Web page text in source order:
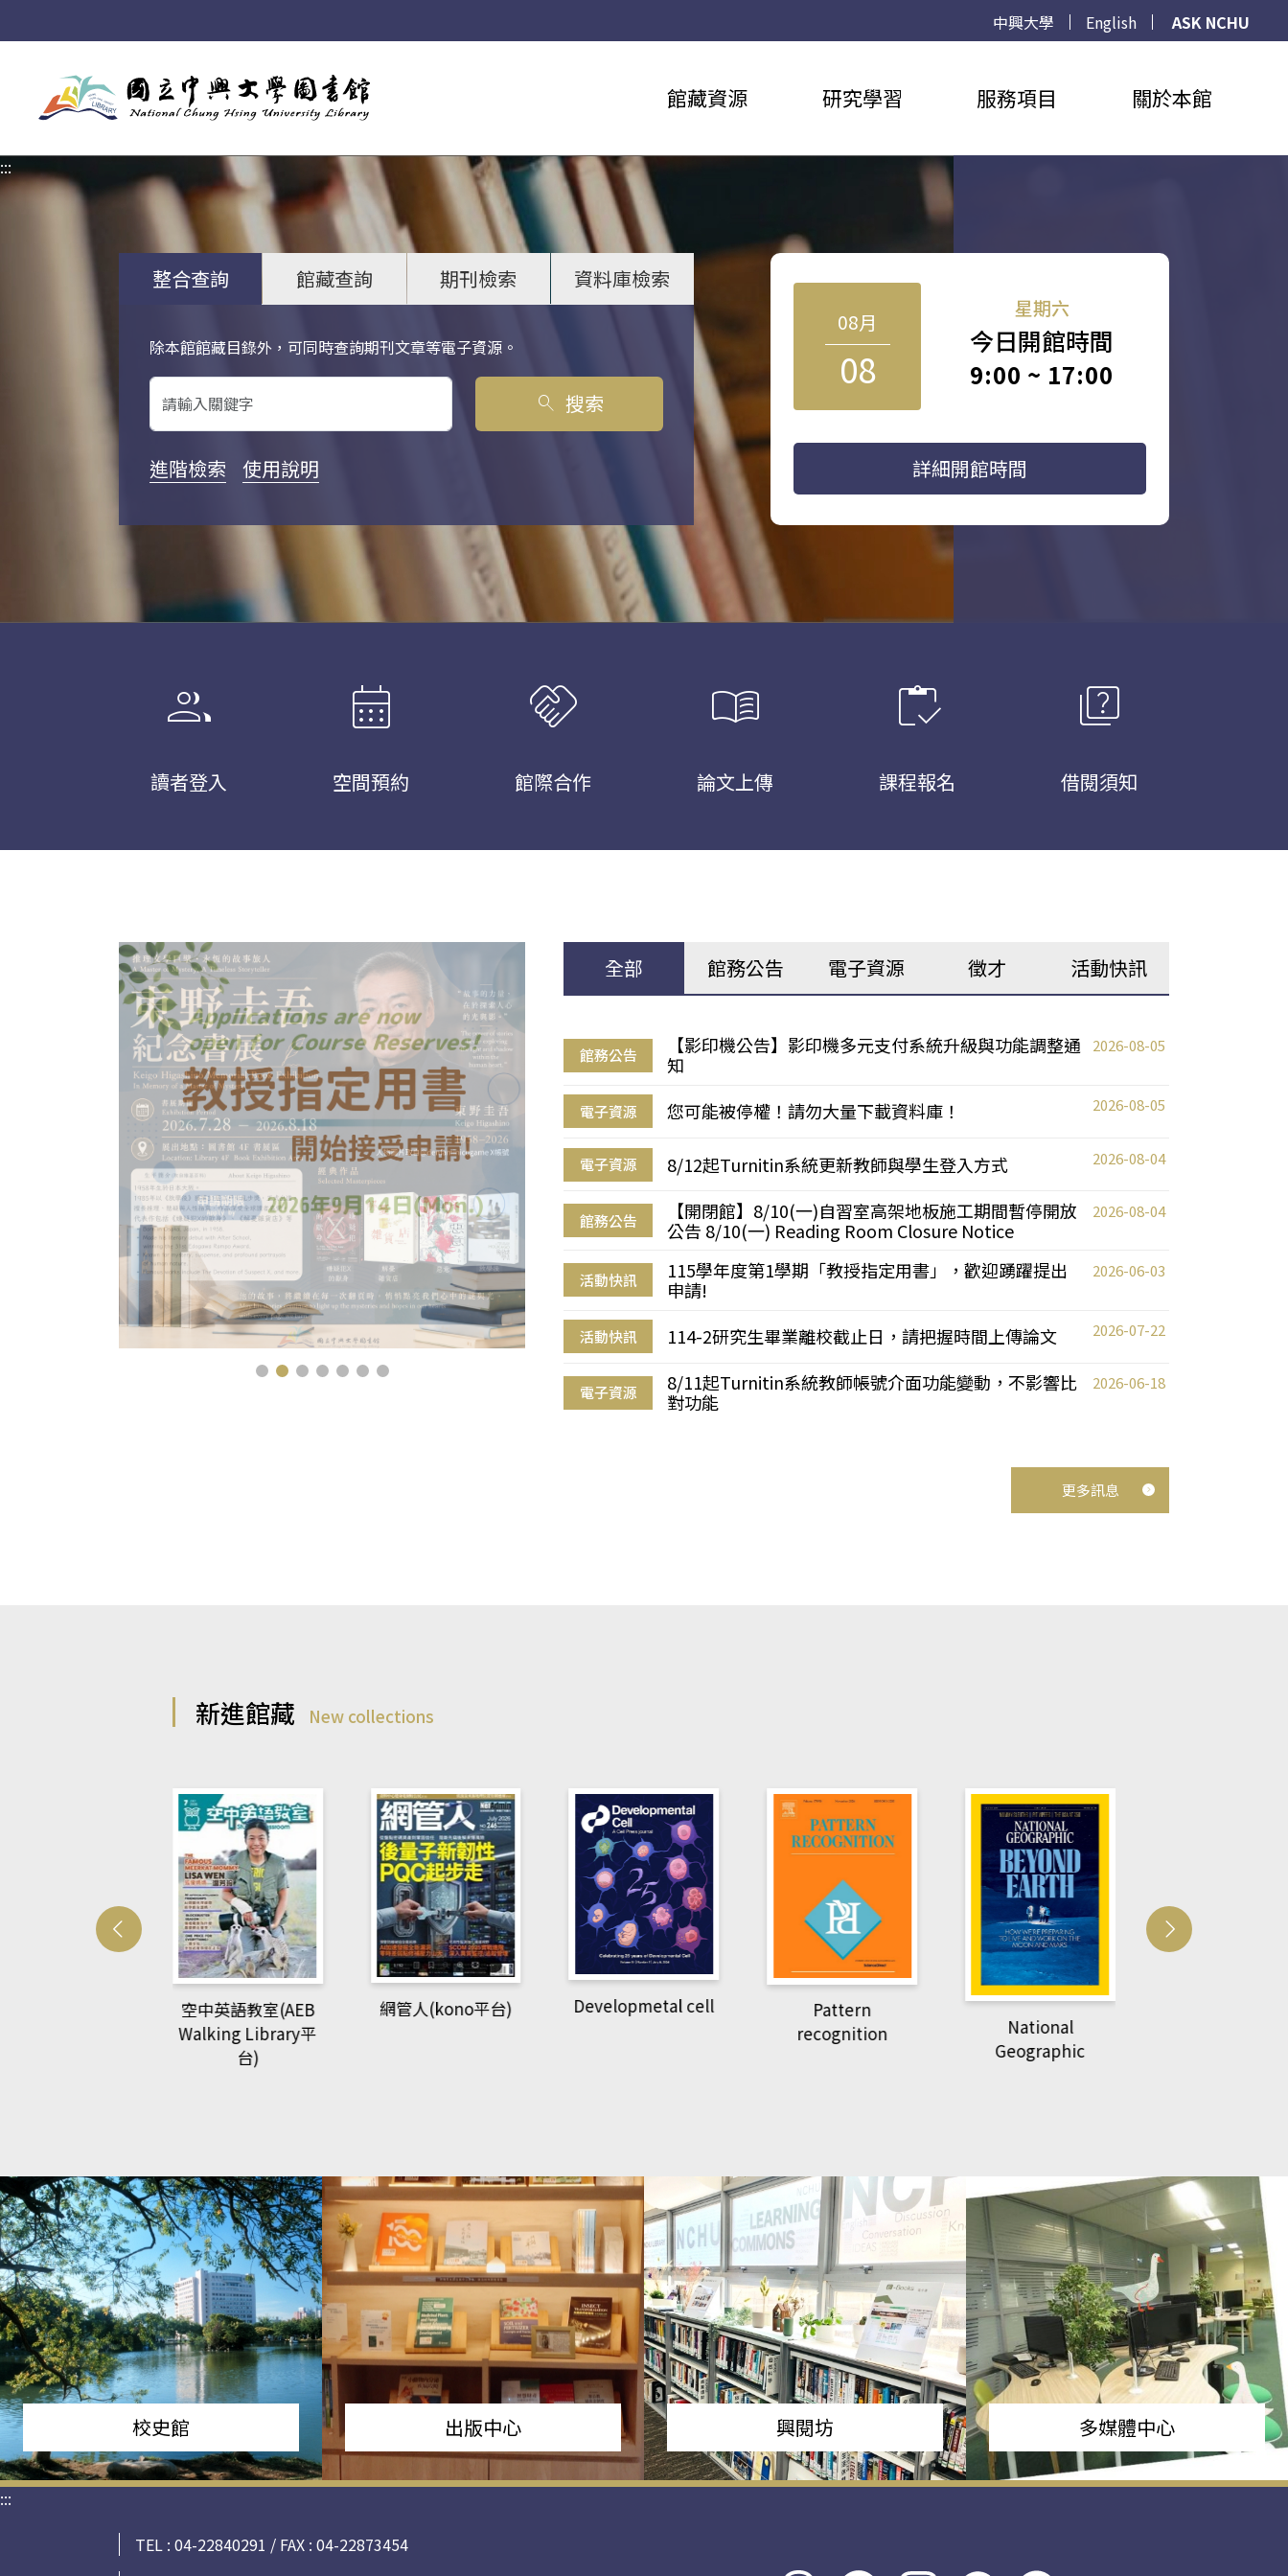
中興大學 English
ASK NCHU
館藏資源 研究學習 服務項目 關於本館
:::
整合查詢 館藏查詢 期刊檢索 資料庫檢索
除本館館藏目錄外，可同時查詢期刊文章等電子資源。
關鍵字搜尋
search 搜索
進階檢索 使用說明
08月
08
星期六
今日開館時間
9:00 ~ 17:00
詳細開館時間
group
讀者登入
calendar_month
空間預約
handshake
館際合作
menu_book
論文上傳
inventory
課程報名
quiz
借閱須知
全部 館務公告 電子資源 徵才 活動快訊
館務公告
【影印機公告】影印機多元支付系統升級與功能調整通
知
2026-08-05
電子資源 您可能被停權！請勿大量下載資料庫！ 2026-08-05
電子資源 8/12起Turnitin系統更新教師與學生登入方式 2026-08-04
館務公告
【開閉館】8/10(一)自習室高架地板施工期間暫停開放
公告 8/10(一) Reading Room Closure Notice
2026-08-04
活動快訊
115學年度第1學期「教授指定用書」，歡迎踴躍提出
申請!
2026-06-03
活動快訊 114-2研究生畢業離校截止日，請把握時間上傳論文 2026-07-22
電子資源
8/11起Turnitin系統教師帳號介面功能變動，不影響比
對功能
2026-06-18
更多訊息
新進館藏 New collections
網管人(kono平台) Developmetal cell
Pattern
National
Geographic
Harvard Business
Review
校史館 出版中心 興閱坊 多媒體中心
:::
TEL : 04-22840291 / FAX : 04-22873454